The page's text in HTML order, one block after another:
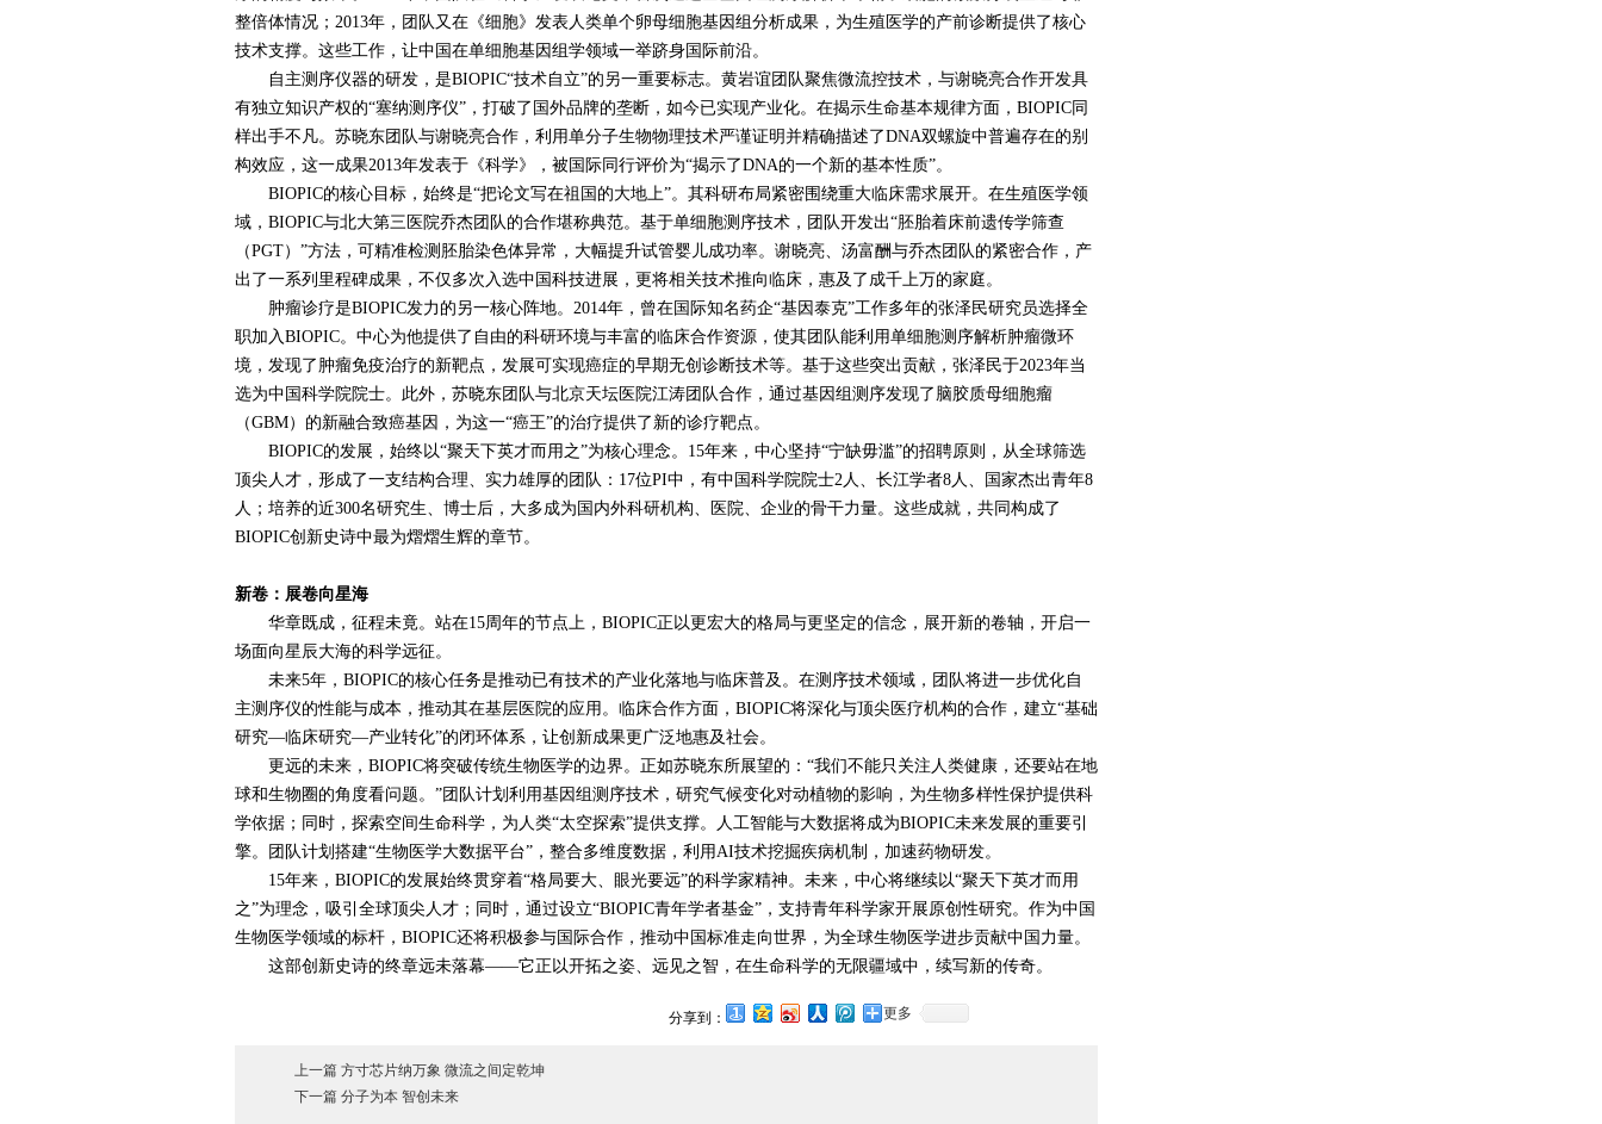
整倍体情况； 2013年，团队又在《细胞》发表人类单个卵母细胞基因组分析成果，为生殖医学的产前诊断提供了核心
技术支撑。这些工作，让中国在单细胞基因组学领域一举跻身国际前沿。
自主测序仪器的研发，是BIOPIC“技术自立”的另一重要标志。黄岩谊团队聚焦微流控技术，与谢晓亮合作开发具
有独立知识产权的“塞纳测序仪”，打破了国外品牌的垄断，如今已实现产业化。在揭示生命基本规律方面， BIOPIC 同
样出手不凡。苏晓东团队与谢晓亮合作，利用单分子生物物理技术严谨证明并精确描述了DNA双螺旋中普遍存在的别
构效应，这一成果2013年发表于《科学》，被国际同行评价为“揭示了DNA的一个新的基本性质”。
BIOPIC的核心目标，始终是“把论文写在祖国的大地上”。其科研布局紧密围绕重大临床需求展开。在生殖医学领
域， BIOPIC与北大第三医院乔杰团队的合作堪称典范。基于单细胞测序技术，团队开发出“胚胎着床前遗传学筛查
（PGT）”方法，可精准检测胚胎染色体异常，大幅提升试管婴儿成功率。谢晓亮、汤富酬与乔杰团队的紧密合作，产
出了一系列里程碑成果，不仅多次入选中国科技进展，更将相关技术推向临床，惠及了成千上万的家庭。
肿瘤诊疗是BIOPIC发力的另一核心阵地。 2014年，曾在国际知名药企“基因泰克”工作多年的张泽民研究员选择全
职加入BIOPIC。中心为他提供了自由的科研环境与丰富的临床合作资源，使其团队能利用单细胞测序解析肿瘤微环
境，发现了肿瘤免疫治疗的新靶点，发展可实现癌症的早期无创诊断技术等。基于这些突出贡献，张泽民于2023年当
选为中国科学院院士。此外，苏晓东团队与北京天坛医院江涛团队合作，通过基因组测序发现了脑胶质母细胞瘤
（GBM）的新融合致癌基因，为这一“癌王”的治疗提供了新的诊疗靶点。
BIOPIC的发展，始终以“聚天下英才而用之”为核心理念。 15年来，中心坚持“宁缺毋滥”的招聘原则，从全球筛选
顶尖人才，形成了一支结构合理、实力雄厚的团队： 17位PI中，有中国科学院院士2人、长江学者8人、国家杰出青年8
人；培养的近300名研究生、博士后，大多成为国内外科研机构、医院、企业的骨干力量。这些成就，共同构成了
BIOPIC创新史诗中最为熠熠生辉的章节。
新卷：展卷向星海
华章既成，征程未竟。站在15周年的节点上， BIOPIC正以更宏大的格局与更坚定的信念，展开新的卷轴，开启一
场面向星辰大海的科学远征。
未来5年， BIOPIC的核心任务是推动已有技术的产业化落地与临床普及。在测序技术领域，团队将进一步优化自
主测序仪的性能与成本，推动其在基层医院的应用。临床合作方面， BIOPIC将深化与顶尖医疗机构的合作，建立“基础
研究—临床研究—产业转化”的闭环体系，让创新成果更广泛地惠及社会。
更远的未来， BIOPIC将突破传统生物医学的边界。正如苏晓东所展望的：“我们不能只关注人类健康，还要站在地
球和生物圈的角度看问题。”团队计划利用基因组测序技术，研究气候变化对动植物的影响，为生物多样性保护提供科
学依据；同时，探索空间生命科学，为人类“太空探索”提供支撑。人工智能与大数据将成为BIOPIC未来发展的重要引
擎。团队计划搭建“生物医学大数据平台”，整合多维度数据，利用AI技术挖掘疾病机制，加速药物研发。
15年来， BIOPIC的发展始终贯穿着“格局要大、眼光要远”的科学家精神。未来，中心将继续以“聚天下英才而用
之”为理念，吸引全球顶尖人才；同时，通过设立“BIOPIC青年学者基金”，支持青年科学家开展原创性研究。作为中国
生物医学领域的标杆， BIOPIC还将积极参与国际合作，推动中国标准走向世界，为全球生物医学进步贡献中国力量。
这部创新史诗的终章远未落幕——它正以开拓之姿、远见之智，在生命科学的无限疆域中，续写新的传奇。
分享到： 更多
上一篇 方寸芯片纳万象 微流之间定乾坤
下一篇 分子为本 智创未来